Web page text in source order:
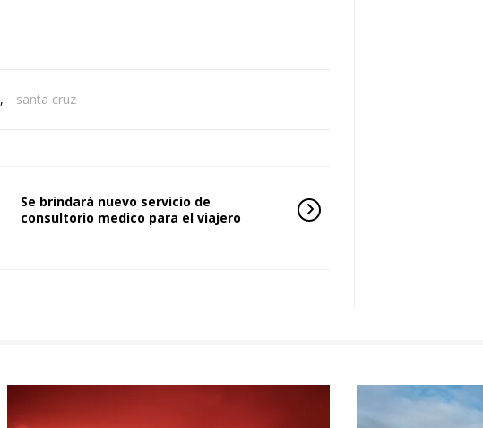
, santa cruz
Se brindará nuevo servicio de
consultorio medico para el viajero